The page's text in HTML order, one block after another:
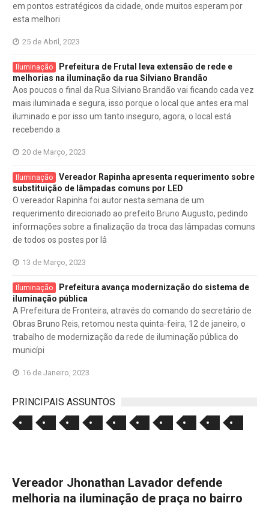
em pontos estratégicos da cidade, onde muitos esperam por
esta melhori
25 de Abril, 2023
Iluminação
Prefeitura de Frutal leva extensão de rede e
melhorias na iluminação da rua Silviano Brandão
Aos poucos o final da Rua Silviano Brandão vai ficando cada vez
mais iluminada e segura, isso porque o local que antes era mal
iluminado e por isso um tanto inseguro, agora, o local está
recebendo a
20 de Março, 2023
Iluminação
Vereador Rapinha apresenta requerimento sobre
substituição de lâmpadas comuns por LED
O vereador Rapinha foi autor nesta semana de um
requerimento direcionado ao prefeito Bruno Augusto, pedindo
informações sobre a finalização da troca das lâmpadas comuns
de todos os postes por lâ
13 de Março, 2023
Iluminação
Prefeitura avança modernização do sistema de
iluminação pública
A Prefeitura de Fronteira, através do comando do secretário de
Obras Bruno Reis, retomou nesta quinta-feira, 12 de janeiro, o
trabalho de modernização da rede de iluminação pública do
municípi
16 de Janeiro, 2023
PRINCIPAIS ASSUNTOS
Vereador Jhonathan Lavador defende
melhoria na iluminação de praça no bairro